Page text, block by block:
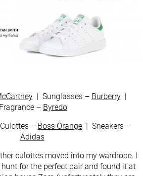
| Sunglasses – Burberry|
Fragrance – Byredo
– Boss Orange | Sneakers –
Adidas
culottes moved into my wardrobe. I
for the perfect pair and found it at